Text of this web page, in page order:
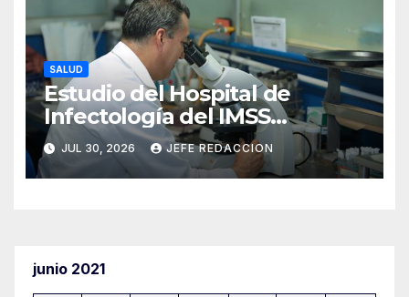
SALUD
Estudio del Hospital de
Infectología del IMSS
fortalece oportunidades de
prevención del cáncer anal
en personas con VIH
JUL 30, 2026 JEFE REDACCION
junio 2021